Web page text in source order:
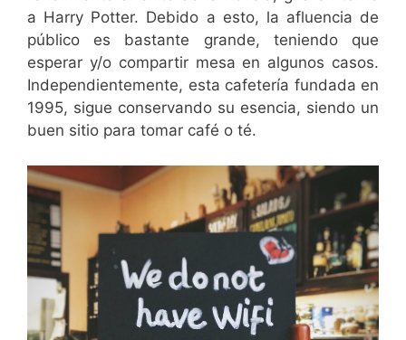
a Harry Potter. Debido a esto, la afluencia de
público es bastante grande, teniendo que
esperar y/o compartir mesa en algunos casos.
Independientemente, esta cafetería fundada en
1995, sigue conservando su esencia, siendo un
buen sitio para tomar café o té.